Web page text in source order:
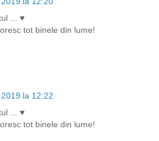
... ♥
tot binele din lume!
la 12:22
... ♥
tot binele din lume!